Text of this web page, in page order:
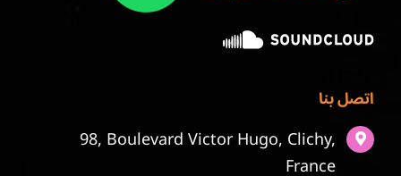
اتصل بنا
98, Boulevard Victor Hugo, Clichy,
France